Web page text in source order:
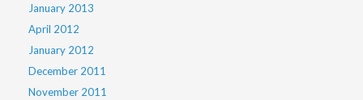
January 2013
April 2012
January 2012
December 2011
November 2011